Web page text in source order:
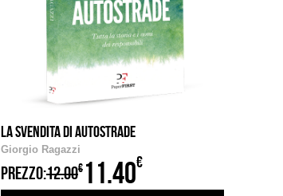
LA SVENDITA DI AUTOSTRADE
Giorgio Ragazzi
PREZZO:12.00€11.40€